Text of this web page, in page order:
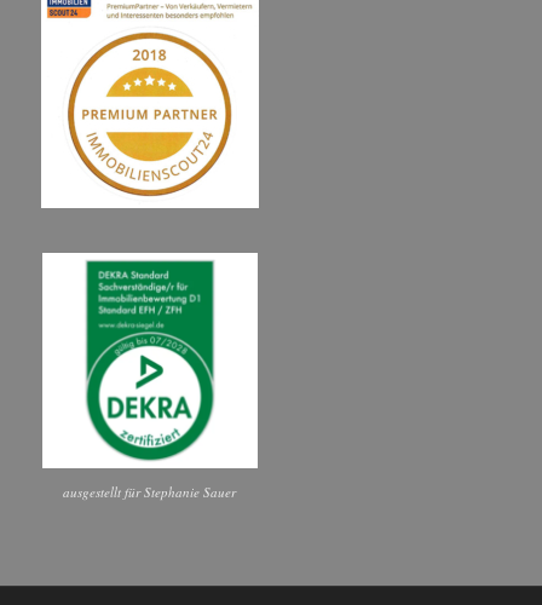
ausgestellt für Stephanie Sauer